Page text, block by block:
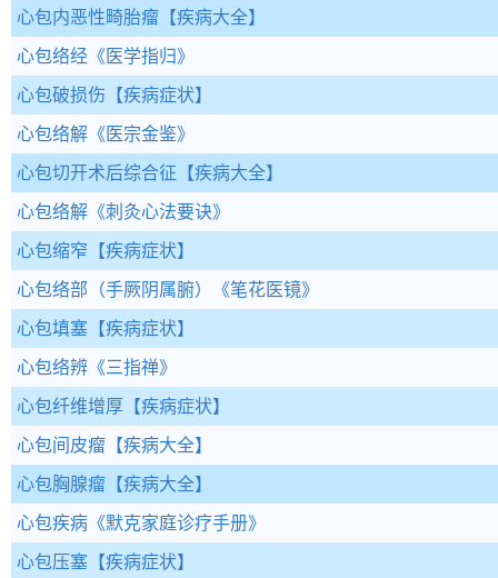
心包内恶性畸胎瘤 【疾病大全】
心包络经 《医学指归》
心包破损伤 【疾病症状】
心包络解 《医宗金鉴》
心包切开术后综合征 【疾病大全】
心包络解 《刺灸心法要诀》
心包缩窄 【疾病症状】
心包络部（手厥阴属腑） 《笔花医镜》
心包填塞 【疾病症状】
心包络辨 《三指禅》
心包纤维增厚 【疾病症状】
心包间皮瘤 【疾病大全】
心包胸腺瘤 【疾病大全】
心包疾病 《默克家庭诊疗手册》
心包压塞 【疾病症状】